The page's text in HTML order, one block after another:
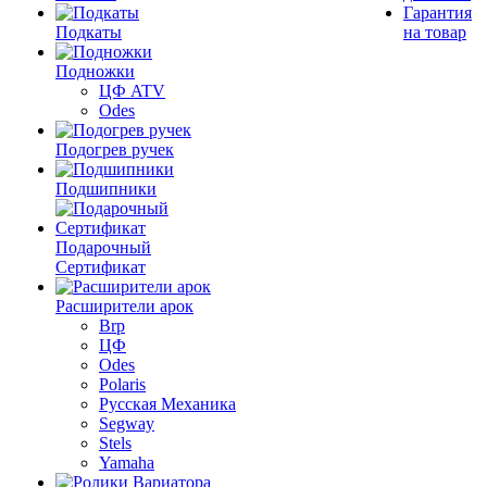
Подкаты
Подножки
ЦФ ATV
Odes
Подогрев ручек
Подшипники
Подарочный
Сертификат
Расширители арок
Brp
ЦФ
Odes
Polaris
Русская Механика
Segway
Stels
Yamaha
Гарантия
на товар